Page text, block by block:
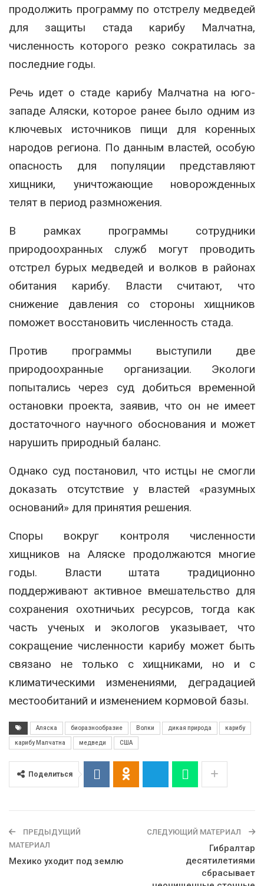
продолжить программу по отстрелу медведей
для защиты стада карибу Малчатна,
численность которого резко сократилась за
последние годы.
Речь идет о стаде карибу Малчатна на юго-
западе Аляски, которое ранее было одним из
ключевых источников пищи для коренных
народов региона. По данным властей, особую
опасность для популяции представляют
хищники, уничтожающие новорожденных
телят в период размножения.
В рамках программы сотрудники
природоохранных служб могут проводить
отстрел бурых медведей и волков в районах
обитания карибу. Власти считают, что
снижение давления со стороны хищников
поможет восстановить численность стада.
Против программы выступили две
природоохранные организации. Экологи
попытались через суд добиться временной
остановки проекта, заявив, что он не имеет
достаточного научного обоснования и может
нарушить природный баланс.
Однако суд постановил, что истцы не смогли
доказать отсутствие у властей «разумных
оснований» для принятия решения.
Споры вокруг контроля численности
хищников на Аляске продолжаются многие
годы. Власти штата традиционно
поддерживают активное вмешательство для
сохранения охотничьих ресурсов, тогда как
часть ученых и экологов указывает, что
сокращение численности карибу может быть
связано не только с хищниками, но и с
климатическими изменениями, деградацией
местообитаний и изменением кормовой базы.
Аляска биоразнообразие Волки дикая природа карибу
карибу Малчатна медведи США
Поделиться
ПРЕДЫДУЩИЙ
МАТЕРИАЛ
Мехико уходит под землю
СЛЕДУЮЩИЙ МАТЕРИАЛ
Гибралтар
десятилетиями
сбрасывает